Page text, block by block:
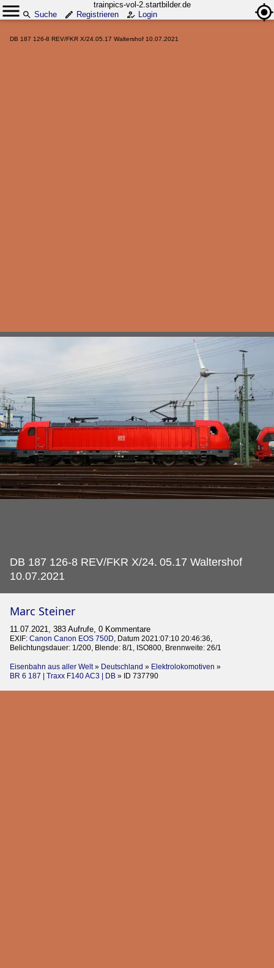
trainpics-vol-2.startbilder.de
Suche
Registrieren Login
DB 187 126-8 REV/FKR X/24.05.17 Waltershof 10.07.2021
DB 187 126-8 REV/FKR X/24. 05.17 Waltershof
10.07.2021
Marc Steiner
11.07.2021, 383 Aufrufe, 0 Kommentare
EXIF: Canon Canon EOS 750D, Datum 2021:07:10 20:46:36,
Belichtungsdauer: 1/200, Blende: 8/1, ISO800, Brennweite: 26/1
Eisenbahn aus aller Welt» Deutschland » Elektrolokomotiven »
BR 6 187 | Traxx F140 AC3 | DB » ID 737790